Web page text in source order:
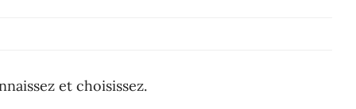
et choisissez.